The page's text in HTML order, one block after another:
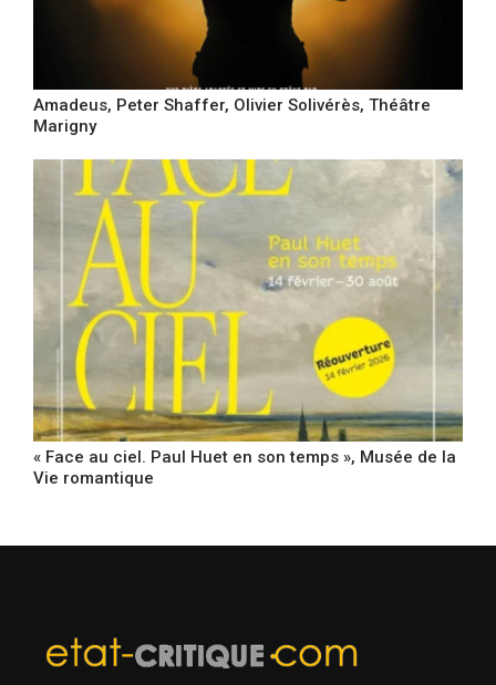
Amadeus, Peter Shaffer, Olivier Solivérès, Théâtre
Marigny
« Face au ciel. Paul Huet en son temps », Musée de la
Vie romantique